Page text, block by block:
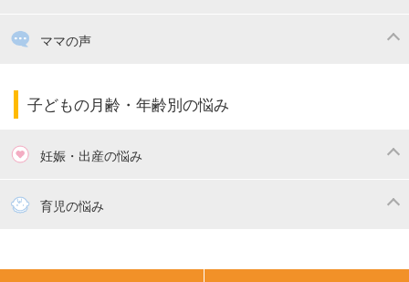
出産祝い・内祝い
住宅購入ママの声
子育てコラム
子どもの月齢・年齢別の悩み
妊娠・出産の悩み
妊活 育児の悩み